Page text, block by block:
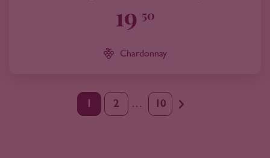
19 50
Chardonnay
2 … 10